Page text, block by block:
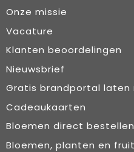
Onze missie
Vacature
Klanten beoordelingen
Nieuwsbrief
Gratis brandportal laten
Cadeaukaarten
Bloemen direct bestellen
Bloemen, planten en